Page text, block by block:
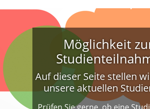
Möglichkeit
Auf dieser Seite stellen
unsere aktuellen